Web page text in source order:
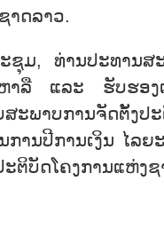
າດລາວ.
ະຊຸມ, ທ່ານປະທາ
າລື ແລະ ຮັບຮອງເ
ະພາບການຈັດຕັ້ງ
ານປີການເງິນ ໄລຍ
ະຕິບັດໂຄງການແຫ່